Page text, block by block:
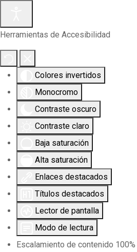
Herramientas de Accesibilidad
Colores invertidos
Monocromo
Contraste oscuro
Contraste claro
Baja saturación
Alta saturación
Enlaces destacados
Títulos destacados
Lector de pantalla
Modo de lectura
Escalamiento de contenido 100%